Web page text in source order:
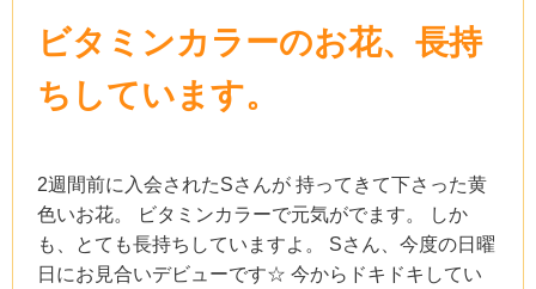
ビタミンカラーのお花、長持
ちしています。
2週間前に入会されたSさんが 持ってきて下さった黄
色いお花。 ビタミンカラーで元気がでます。 しか
も、とても長持ちしていますよ。 Sさん、今度の日曜
日にお見合いデビューです☆ 今からドキドキしてい